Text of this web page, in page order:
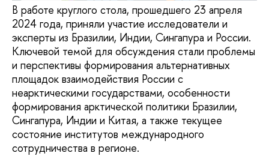
В работе круглого стола, прошедшего 23 апреля
2024 года, приняли участие исследователи и
эксперты из Бразилии, Индии, Сингапура и России.
Ключевой темой для обсуждения стали проблемы
и перспективы формирования альтернативных
площадок взаимодействия России с
неарктическими государствами, особенности
формирования арктической политики Бразилии,
Сингапура, Индии и Китая, а также текущее
состояние институтов международного
сотрудничества в регионе.